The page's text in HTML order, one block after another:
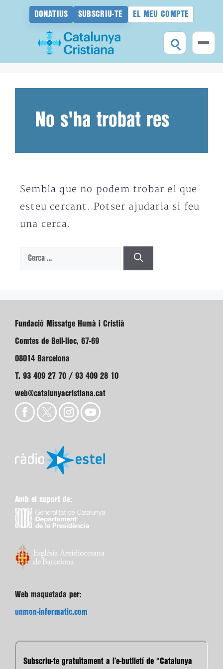
DONATIUS SUBSCRIU-TE EL MEU COMPTE
No s'ha trobat res
Sembla que no podem trobar el que
esteu cercant. Potser ajudaria si feu
una cerca.
Cerca:
Fundació Missatge Humà i Cristià
Comtes de Bell-lloc, 67-69
08014 Barcelona
T. 93 409 27 70 / 93 409 28 10
web@catalunyacristiana.cat
Amb el suport de:
Web maquetada per:
unmon-informatic.com
Subscriu-te gratuïtament a l’e-butlletí de “Catalunya